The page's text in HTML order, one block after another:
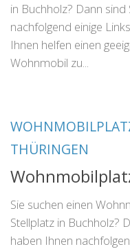
in Buchholz? Dann
nachfolgend einige
Ihnen helfen einen
Wohnmobil zu...
THÜRINGEN
Sie suchen einen
Stellplatz in Buchholz?
haben Ihnen